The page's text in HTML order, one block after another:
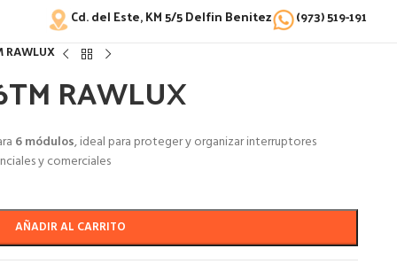
Cd. del Este, KM 5/5 Delfin Benitez (973) 519-191
RAWLUX
RAWLUX
6 módulos, ideal para proteger y organizar interruptores
y comerciales
AÑADIR AL CARRITO